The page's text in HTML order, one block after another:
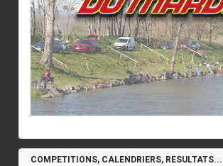
COMPETITIONS, CALENDRIERS, RESULTATS...